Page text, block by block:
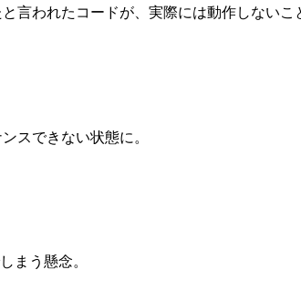
言われたコードが、実際には動作しないこ
スできない状態に。
まう懸念。